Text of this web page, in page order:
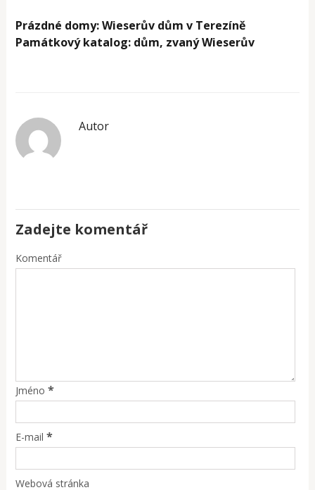
Prázdné domy: Wieserův dům v Terezíně
Památkový katalog: dům, zvaný Wieserův
Autor
Zadejte komentář
Komentář
Jméno *
E-mail *
Webová stránka